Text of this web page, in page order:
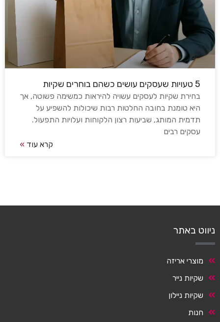
5 טעויות שעסקים עושים כשהם בוחרים שקיות
בחירת שקיות לעסקים עשויה להיראות כמשימה פשוטה, אך
היא טומנת בחובה החלטות רבות שיכולות להשפיע על
תדמית המותג, שביעות רצון הלקוחות ועלויות התפעול.
עסקים רבים
קרא עוד »
ניווט באתר
מוצרי אריזה
שקיות נייר
שקיות ניילון
חנות